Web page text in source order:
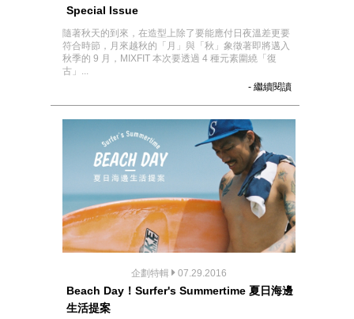
Special Issue
隨著秋天的到來，在造型上除了要能應付日夜溫差更要
符合時節，月來越秋的「月」與「秋」象徵著即將邁入
秋季的 9 月，MIXFIT 本次要透過 4 種元素圍繞「復
古」...
- 繼續閱讀
企劃特輯 07.29.2016
Beach Day！Surfer's Summertime 夏日海邊
生活提案